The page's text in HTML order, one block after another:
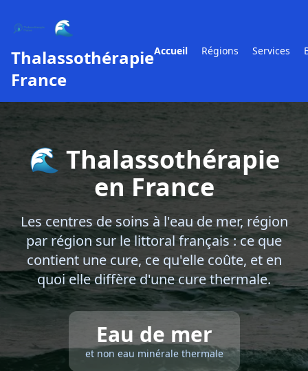
🌊
Thalassothérapie
France
Accueil Régions Services
🌊 Thalassothérapie
en France
Les centres de soins à l'eau de mer, région
par région sur le littoral français : ce que
contient une cure, ce qu'elle coûte, et en
quoi elle diffère d'une cure thermale.
Eau de mer
et non eau minérale thermale